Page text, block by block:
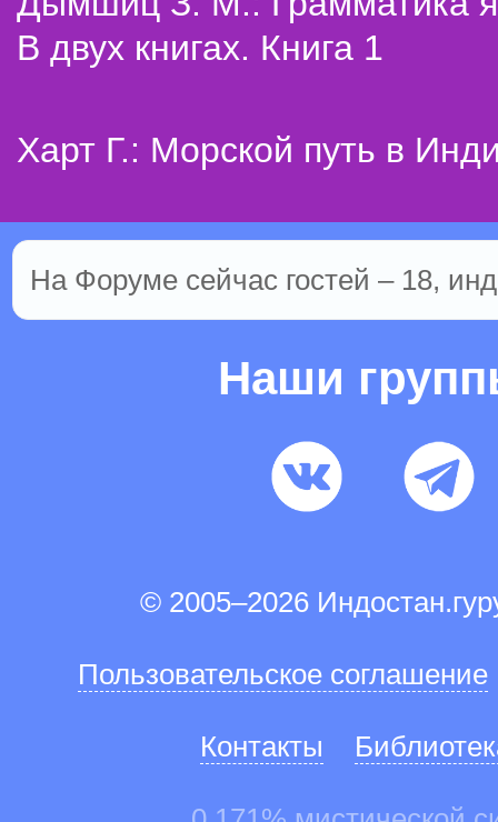
В двух книгах. Книга 1
Харт Г.: Морской путь в
На Форуме сейчас гостей – 18,
Наши
© 2005–2026
Пользовательское соглашение
Контакты